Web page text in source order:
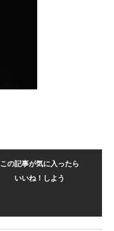
この記事が気に入ったら
いいね！しよう